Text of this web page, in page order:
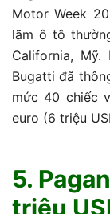
Motor Week
lãm ô tô
California,
Bugatti đã
mức 40 chiếc
euro (6 triệu
5.
triệu